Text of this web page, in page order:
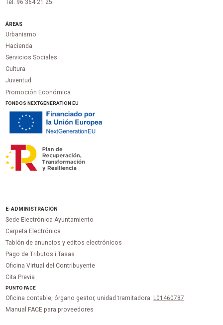
Tel. 96 364 21 25
ÁREAS
Urbanismo
Hacienda
Servicios Sociales
Cultura
Juventud
Promoción Económica
FONDOS NEXTGENERATION EU
E-ADMINISTRACIÓN
Sede Electrónica Ayuntamiento
Carpeta Electrónica
Tablón de anuncios y editos electrónicos
Pago de Tributos i Tasas
Oficina Virtual del Contribuyente
Cita Previa
PUNTOFACE
Oficina contable, órgano gestor, unidad tramitadora: L01460787
Manual FACE para proveedores